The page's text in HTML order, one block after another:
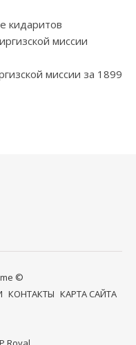
кидаритов
миссии
миссии за 1899
©
КОНТАКТЫ КАРТА САЙТА